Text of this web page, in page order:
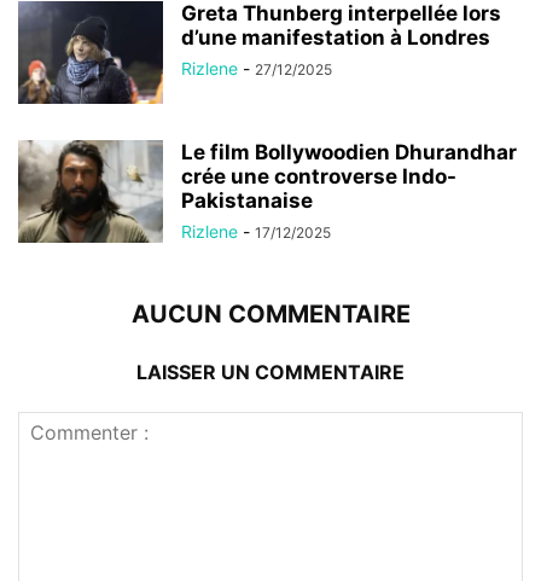
Greta Thunberg interpellée lors
d’une manifestation à Londres
Rizlene - 27/12/2025
Le film Bollywoodien Dhurandhar
crée une controverse Indo-
Pakistanaise
Rizlene - 17/12/2025
AUCUN COMMENTAIRE
LAISSER UN COMMENTAIRE